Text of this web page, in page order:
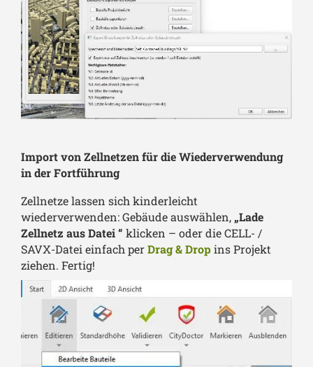
Import von Zellnetzen für die Wiederverwendung
in der Fortführung
Zellnetze lassen sich kinderleicht
wiederverwenden: Gebäude auswählen, „Lade
Zellnetz aus Datei “ klicken – oder die CELL- /
SAVX-Datei einfach perDrag & Dropins Projekt
ziehen. Fertig!